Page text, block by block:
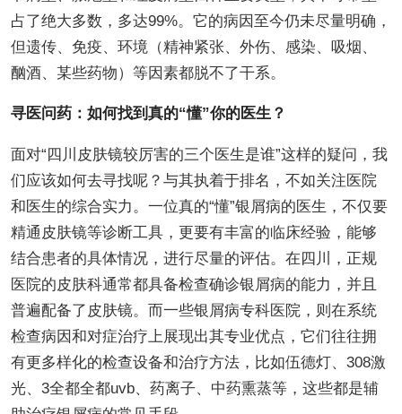
占了绝大多数，多达99%。它的病因至今仍未尽量明确，
但遗传、免疫、环境（精神紧张、外伤、感染、吸烟、
酗酒、某些药物）等因素都脱不了干系。
寻医问药：如何找到真的“懂”你的医生？
面对“四川皮肤镜较厉害的三个医生是谁”这样的疑问，我
们应该如何去寻找呢？与其执着于排名，不如关注医院
和医生的综合实力。一位真的“懂”银屑病的医生，不仅要
精通皮肤镜等诊断工具，更要有丰富的临床经验，能够
结合患者的具体情况，进行尽量的评估。在四川，正规
医院的皮肤科通常都具备检查确诊银屑病的能力，并且
普遍配备了皮肤镜。而一些银屑病专科医院，则在系统
检查病因和对症治疗上展现出其专业优点，它们往往拥
有更多样化的检查设备和治疗方法，比如伍德灯、308激
光、3全都全都uvb、药离子、中药熏蒸等，这些都是辅